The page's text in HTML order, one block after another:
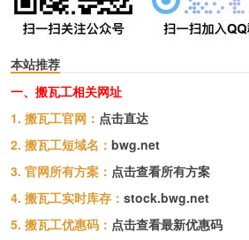
本站推荐
一、搬瓦工相关网址
1. 搬瓦工官网： 点击直达
2. 搬瓦工短域名： bwg.net
3. 官网所有方案： 点击查看所有方案
4. 搬瓦工实时库存： stock.bwg.net
5. 搬瓦工优惠码： 点击查看最新优惠码